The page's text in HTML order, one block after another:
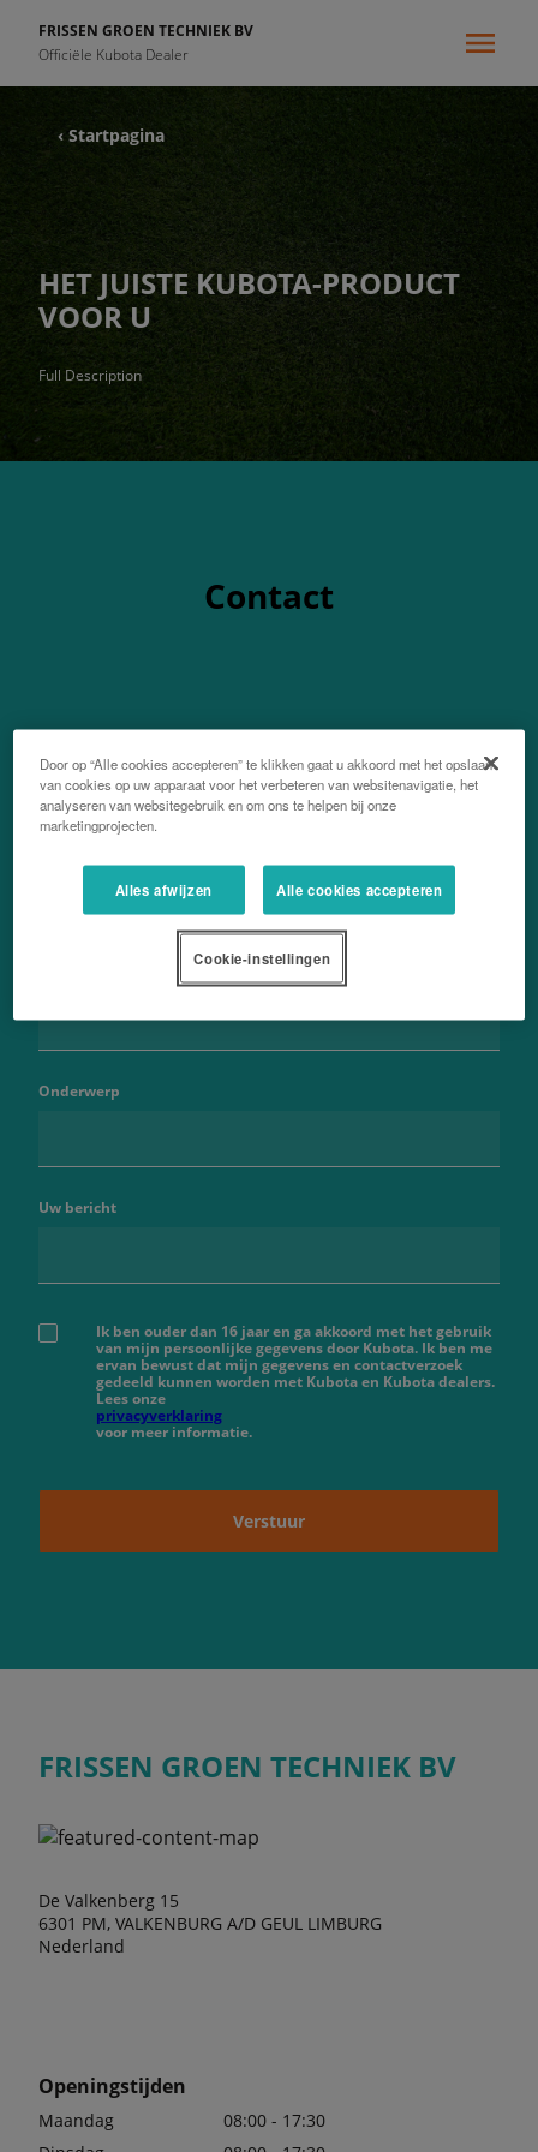
FRISSEN GROEN TECHNIEK BV
Officiële Kubota Dealer
‹ Startpagina
HET JUISTE KUBOTA-PRODUCT
VOOR U
Full Description
Contact
Onderwerp
Uw bericht
Ik ben ouder dan 16 jaar en ga akkoord met het gebruik
van mijn persoonlijke gegevens door Kubota. Ik ben me
ervan bewust dat mijn gegevens en contactverzoek
gedeeld kunnen worden met Kubota en Kubota dealers.
Lees onze
privacyverklaring
voor meer informatie.
Verstuur
FRISSEN GROEN TECHNIEK BV
De Valkenberg 15
6301 PM, VALKENBURG A/D GEUL LIMBURG
Nederland
Openingstijden
Maandag
08:00 - 17:30
Door op “Alle cookies accepteren” te klikken gaat u akkoord met het opslaan
van cookies op uw apparaat voor het verbeteren van websitenavigatie, het
analyseren van websitegebruik en om ons te helpen bij onze
marketingprojecten.
Alles afwijzen Alle cookies accepteren
Cookie-instellingen